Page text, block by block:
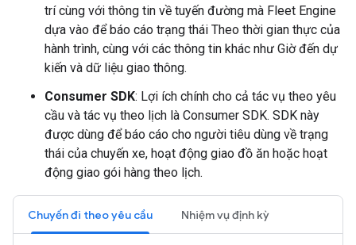
trí cùng với thông tin về tuyến đường mà Fleet Engine
dựa vào để báo cáo trạng thái Theo thời gian thực của
hành trình, cùng với các thông tin khác như Giờ đến dự
kiến và dữ liệu giao thông.
Consumer SDK: Lợi ích chính cho cả tác vụ theo yêu
cầu và tác vụ theo lịch là Consumer SDK. SDK này
được dùng để báo cáo cho người tiêu dùng về trạng
thái của chuyến xe, hoạt động giao đồ ăn hoặc hoạt
động giao gói hàng theo lịch.
Chuyến đi theo yêu cầu Nhiệm vụ định kỳ